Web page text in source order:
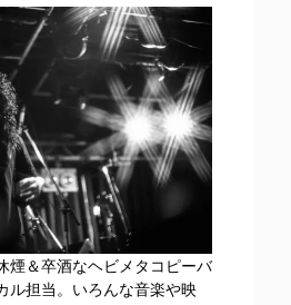
煙＆卒酒なヘビメタコピーバ
ル担当。いろんな音楽や映